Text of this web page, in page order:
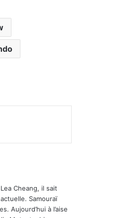
Cheang, il sait
Samouraï
Aujourd’hui à l’aise